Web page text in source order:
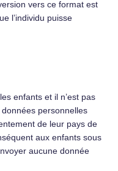
vers ce format est
l’individu puisse
enfants et il n’est pas
personnelles
de leur pays de
aux enfants sous
aucune donnée